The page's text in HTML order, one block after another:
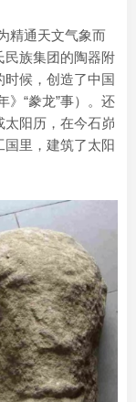
精通天文气象而
民族集团的陶器附
时候，创造了中国
》“豢龙”事）。还
阳历，在今石峁
里，建筑了太阳